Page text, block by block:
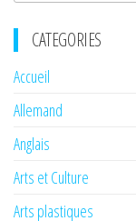
CATEGORIES
Accueil
Allemand
Anglais
Arts et Culture
Arts plastiques